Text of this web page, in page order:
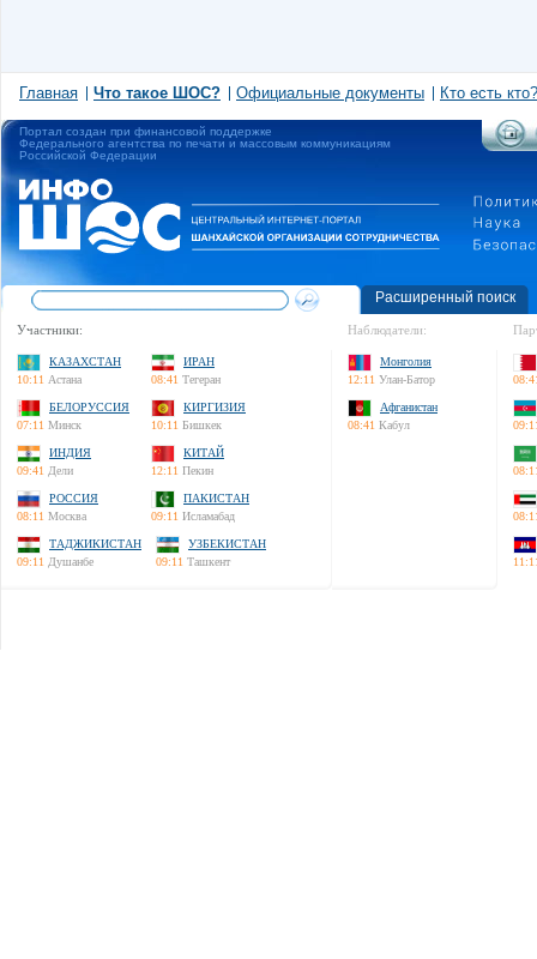
Главная Что такое ШОС? Официальные документы Кто есть кто?
Портал создан при финансовой поддержке
Федерального агентства по печати и массовым коммуникациям
Российской Федерации
Расширенный поиск
Участники:
КАЗАХСТАН
10:11 Астана
ИРАН
08:41 Тегеран
БЕЛОРУССИЯ
07:11 Минск
КИРГИЗИЯ
10:11 Бишкек
ИНДИЯ
09:41 Дели
КИТАЙ
12:11 Пекин
РОССИЯ
08:11 Москва
ПАКИСТАН
09:11 Исламабад
ТАДЖИКИСТАН
09:11 Душанбе
УЗБЕКИСТАН
09:11 Ташкент
Наблюдатели:
Монголия
12:11 Улан-Батор
Афганистан
08:41 Кабул